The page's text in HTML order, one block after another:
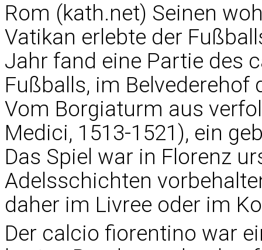
Rom (kath.net) Seinen
Vatikan erlebte der
Jahr fand eine Partie des
Fußballs, im
Vom Borgiaturm aus
Medici, 1513-1521), ein
Das Spiel war in Florenz
Adelsschichten
daher im Livree oder im
Der calcio fiorentino